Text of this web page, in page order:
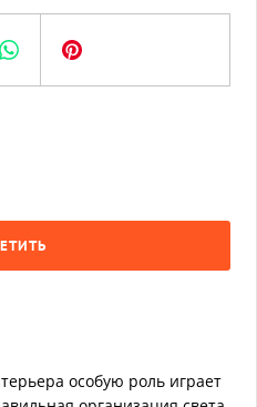
особую роль играет